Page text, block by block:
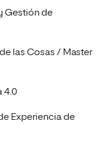
Gestión de
las Cosas / Master
4.0
Experiencia de